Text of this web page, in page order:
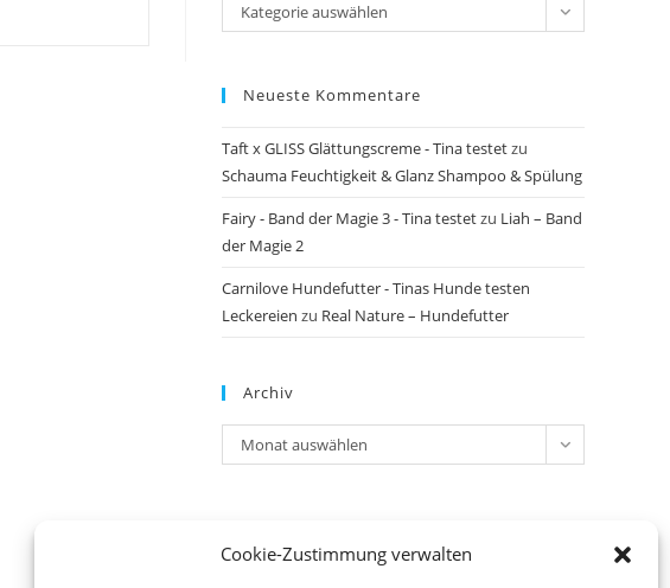
Cookie-Zustimmung verwalten
Kategorie auswählen
Neueste Kommentare
Taft x GLISS Glättungscreme - Tina testetzu
Schauma Feuchtigkeit & Glanz Shampoo & Spülung
Fairy - Band der Magie 3 - Tina testetzu Liah – Band
der Magie 2
Carnilove Hundefutter - Tinas Hunde testen
Leckereien zu Real Nature – Hundefutter
Archiv
Archiv
Monat auswählen